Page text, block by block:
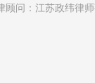
顾问：江苏政纬律